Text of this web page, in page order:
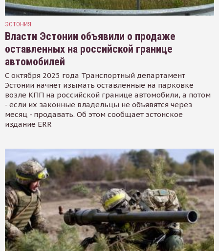
ЭСТОНИЯ
Власти Эстонии объявили о продаже
оставленных на российской границе
автомобилей
С октября 2025 года Транспортный департамент
Эстонии начнет изымать оставленные на парковке
возле КПП на российской границе автомобили, а потом
- если их законные владельцы не объявятся через
месяц - продавать. Об этом сообщает эстонское
издание ERR